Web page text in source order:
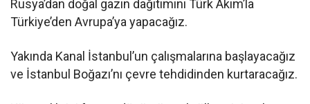
Rusya’dan doğal gazın dağıtımını Türk Akım’la
Türkiye’den Avrupa’ya yapacağız.
Yakında Kanal İstanbul’un çalışmalarına başlayacağız
ve İstanbul Boğazı’nı çevre tehdidinden kurtaracağız.